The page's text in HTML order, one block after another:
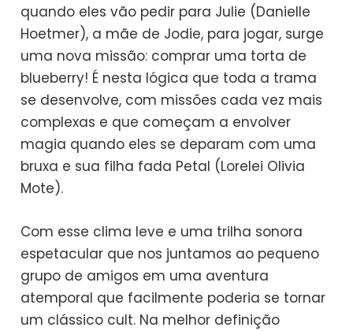
quando eles vão pedir para Julie (Danielle
Hoetmer), a mãe de Jodie, para jogar, surge
uma nova missão: comprar uma torta de
blueberry! É nesta lógica que toda a trama
se desenvolve, com missões cada vez mais
complexas e que começam a envolver
magia quando eles se deparam com uma
bruxa e sua filha fada Petal (Lorelei Olivia
Mote).
Com esse clima leve e uma trilha sonora
espetacular que nos juntamos ao pequeno
grupo de amigos em uma aventura
atemporal que facilmente poderia se tornar
um clássico cult. Na melhor definição